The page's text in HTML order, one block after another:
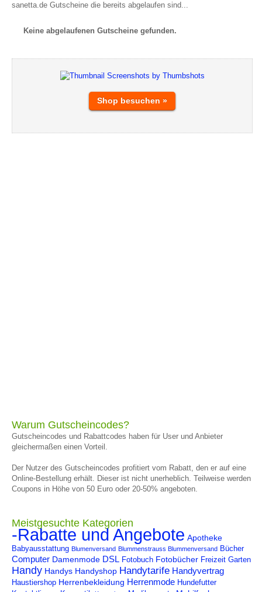
sanetta.de Gutscheine die bereits abgelaufen sind...
Keine abgelaufenen Gutscheine gefunden.
Shop besuchen »
Warum Gutscheincodes?
Gutscheincodes und Rabattcodes haben für User und Anbieter
gleichermaßen einen Vorteil.
Der Nutzer des Gutscheincodes profitiert vom Rabatt, den er auf eine
Online-Bestellung erhält. Dieser ist nicht unerheblich. Teilweise werden
Coupons in Höhe von 50 Euro oder 20-50% angeboten.
Meistgesuchte Kategorien
-Rabatte und Angebote Apotheke
Babyausstattung Blumenversand Blummenstrauss Blummenversand Bücher
Computer Damenmode DSL Fotobuch Fotobücher Freizeit Garten
Handy Handys Handyshop Handytarife Handyvertrag
Haustiershop Herrenbekleidung Herrenmode Hundefutter